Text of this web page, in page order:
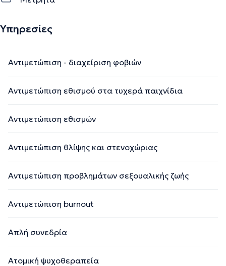
Υπηρεσίες
Αντιμετώπιση - διαχείριση φοβιών
Αντιμετώπιση εθισμού στα τυχερά παιχνίδια
Αντιμετώπιση εθισμών
Αντιμετώπιση θλίψης και στενοχώριας
Αντιμετώπιση προβλημάτων σεξουαλικής ζωής
Αντιμετώπιση burnout
Απλή συνεδρία
Ατομική ψυχοθεραπεία